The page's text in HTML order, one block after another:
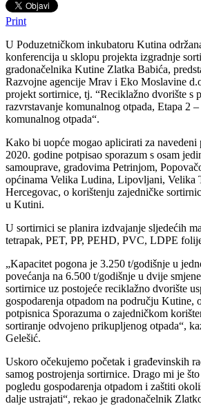
Print
U Poduzetničkom inkubatoru Kutina
konferencija u sklopu projekta izgradnje
gradonačelnika Kutine Zlatka Babića,
Razvojne agencije Mrav i Eko Moslavine
projekt sortirnice, tj. “Reciklažno dvorište s
razvrstavanje komunalnog otpada, Etapa 2
komunalnog otpada“.
Kako bi uopće mogao aplicirati za
2020. godine potpisao sporazum s osam
samouprave, gradovima Petrinjom,
općinama Velika Ludina, Lipovljani, Velika
Hercegovac, o korištenju zajedničke
u Kutini.
U sortirnici se planira izdvajanje sljedećih
tetrapak, PET, PP, PEHD, PVC, LDPE
„Kapacitet pogona je 3.250 t/godišnje u
povećanja na 6.500 t/godišnje u dvije
sortirnice uz postojeće reciklažno dvorište
gospodarenja otpadom na području Kutine,
potpisnica Sporazuma o zajedničkom
sortiranje odvojeno prikupljenog otpada“,
Gelešić.
Uskoro očekujemo početak i građevinskih
samog postrojenja sortirnice. Drago mi je
pogledu gospodarenja otpadom i zaštiti
dalje ustrajati“, rekao je gradonačelnik